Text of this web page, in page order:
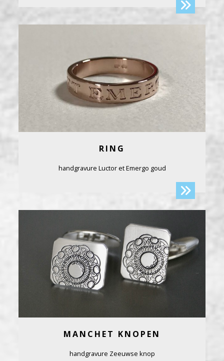
RING
handgravure Luctor et Emergo goud
MANCHET KNOPEN
handgravure Zeeuwse knop